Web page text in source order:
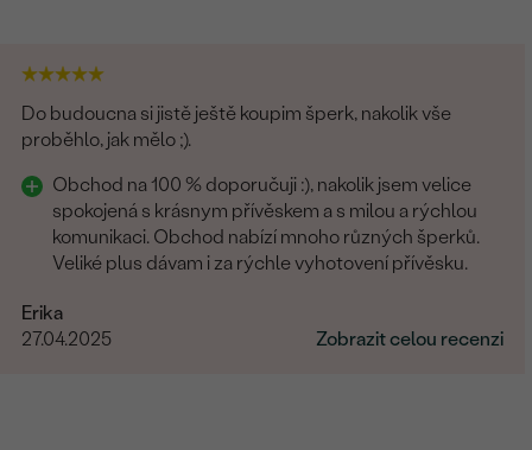
Do budoucna si jistě ještě koupim šperk, nakolik vše
proběhlo, jak mělo ;).
Obchod na 100 % doporučuji :), nakolik jsem velice
spokojená s krásnym přívěskem a s milou a rýchlou
komunikaci. Obchod nabízí mnoho různých šperků.
Veliké plus dávam i za rýchle vyhotovení přívěsku.
Erika
27.04.2025
Zobrazit celou recenzi